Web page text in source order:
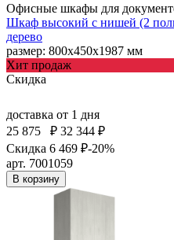
Офисные шкафы для
Шкаф высокий с нишей (2
дерево
размер: 800х450х1987 мм
Хит продаж
Скидка
доставка от 1 дня
25 875
₽ 32 344 ₽
Скидка 6 469 ₽-20%
арт. 7001059
В корзину